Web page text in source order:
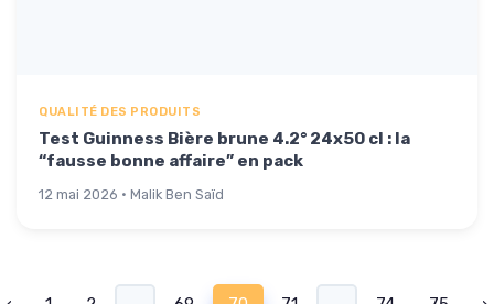
QUALITÉ DES PRODUITS
Test Guinness Bière brune 4.2° 24x50 cl : la
“fausse bonne affaire” en pack
12 mai 2026 · Malik Ben Saïd